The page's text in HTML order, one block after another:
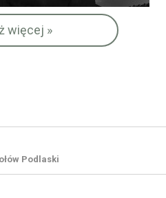
więcej »
Podlaski